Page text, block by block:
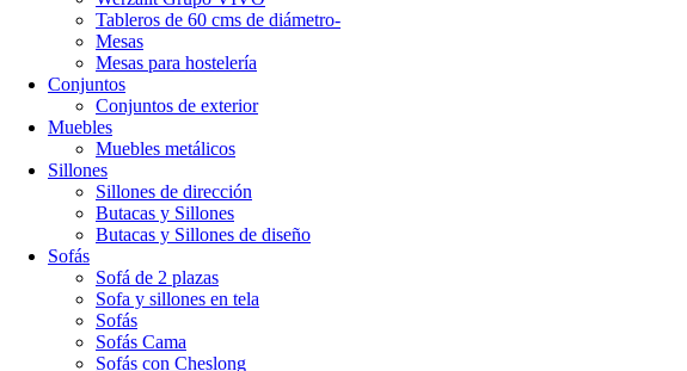
Tableros de 60 cms de diámetro-
Mesas
Mesas para hostelería
Conjuntos
Conjuntos de exterior
Muebles
Muebles metálicos
Sillones
Sillones de dirección
Butacas y Sillones
Butacas y Sillones de diseño
Sofás
Sofá de 2 plazas
Sofa y sillones en tela
Sofás
Sofás Cama
Sofás con Cheslong